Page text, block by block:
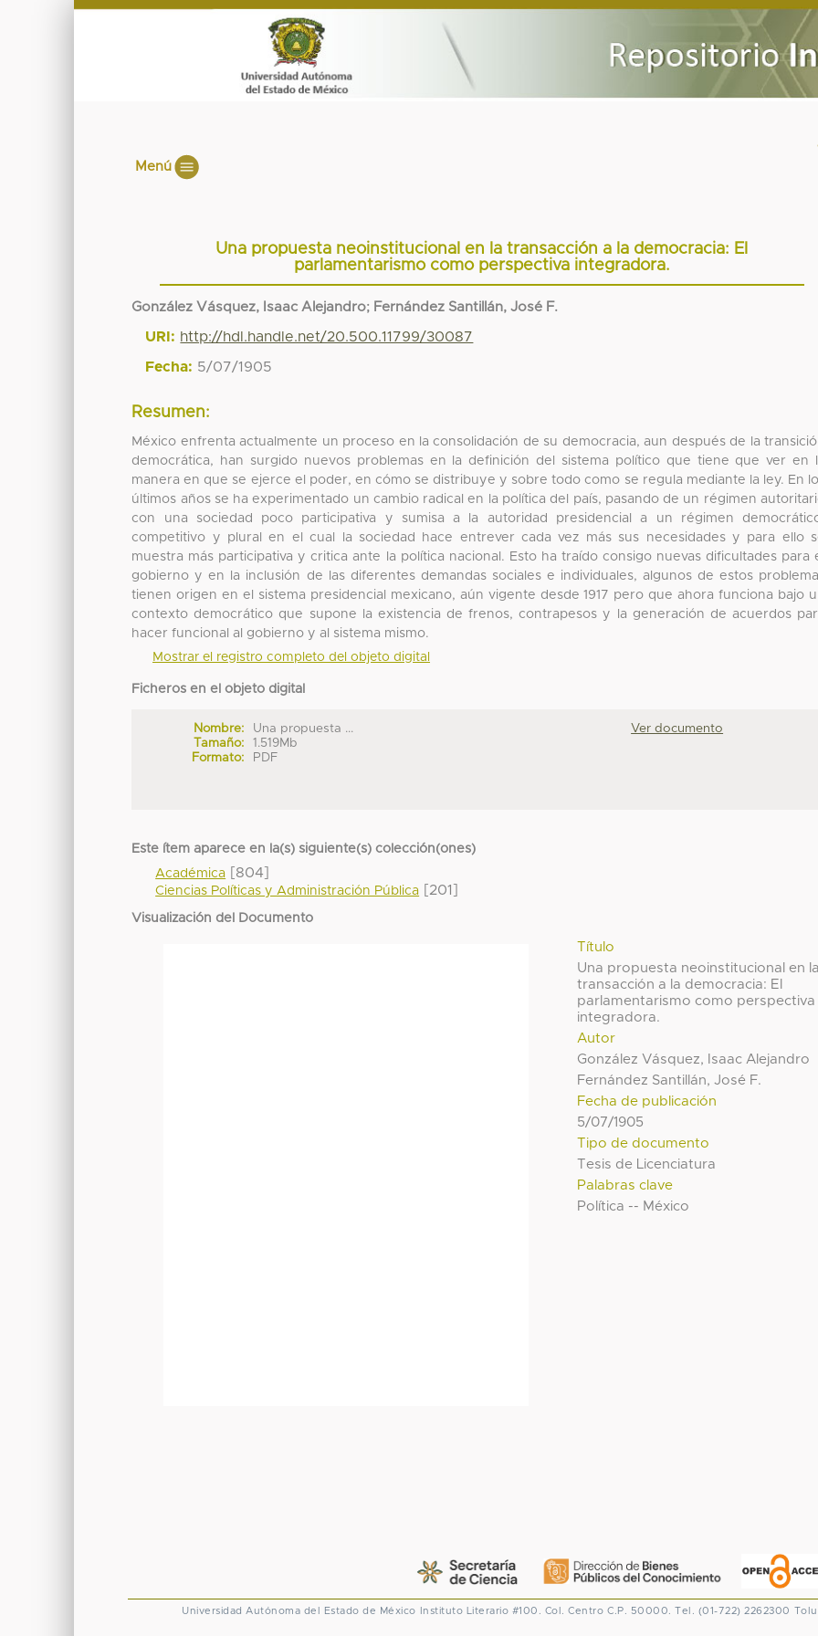
Menú
Una propuesta neoinstitucional en la transacción a la democracia: El
parlamentarismo como perspectiva integradora.
González Vásquez, Isaac Alejandro; Fernández Santillán, José F.
URI: http://hdl.handle.net/20.500.11799/30087
Fecha: 5/07/1905
Resumen:
México enfrenta actualmente un proceso en la consolidación de su democracia, aun después de la
democrática, han surgido nuevos problemas en la definición del sistema político que tiene que ver en
manera en que se ejerce el poder, en cómo se distribuye y sobre todo como se regula mediante la ley. En
últimos años se ha experimentado un cambio radical en la política del país, pasando de un régimen
con una sociedad poco participativa y sumisa a la autoridad presidencial a un régimen
competitivo y plural en el cual la sociedad hace entrever cada vez más sus necesidades y para ello
muestra más participativa y critica ante la política nacional. Esto ha traído consigo nuevas dificultades para
gobierno y en la inclusión de las diferentes demandas sociales e individuales, algunos de estos
tienen origen en el sistema presidencial mexicano, aún vigente desde 1917 pero que ahora funciona bajo
contexto democrático que supone la existencia de frenos, contrapesos y la generación de acuerdos
hacer funcional al gobierno y al sistema mismo.
Mostrar el registro completo del objeto digital
Ficheros en el objeto digital
Nombre:
Una propuesta ...
Tamaño:
1.519Mb
Formato:
PDF
Ver documento
Este ítem aparece en la(s) siguiente(s) colección(ones)
Académica [804]
Ciencias Políticas y Administración Pública [201]
Visualización del Documento
Título
Una propuesta neoinstitucional en
transacción a la democracia: El
parlamentarismo como perspectiva
integradora.
Autor
González Vásquez, Isaac Alejandro
Fernández Santillán, José F.
Fecha de publicación
5/07/1905
Tipo de documento
Tesis de Licenciatura
Palabras clave
Política -- México
Universidad Autónoma del Estado de México Instituto Literario #100. Col. Centro C.P. 50000. Tel. (01-722) 2262300